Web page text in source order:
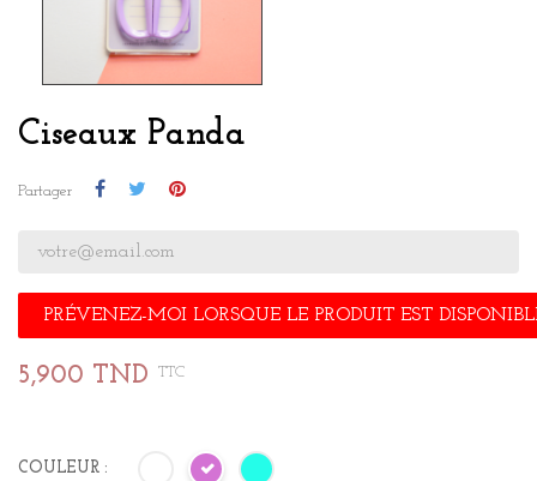
Ciseaux Panda
Partager
PRÉVENEZ-MOI LORSQUE LE PRODUIT EST
5,900 TND TTC
COULEUR :